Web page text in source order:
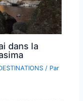
dans la
/ Par